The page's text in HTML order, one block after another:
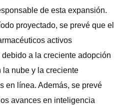
de esta expansión.
proyectado, se prevé que el
activos
a la creciente adopción
nube y la creciente
en línea. Además, se prevé
avances en inteligencia